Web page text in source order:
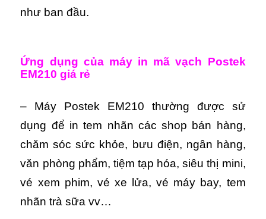
như ban đầu.
Ứng dụng của máy in mã vạch Postek
EM210 giá rẻ
– Máy Postek EM210 thường được sử
dụng để in tem nhãn các shop bán hàng,
chăm sóc sức khỏe, bưu điện, ngân hàng,
văn phòng phẩm, tiệm tạp hóa, siêu thị mini,
vé xem phim, vé xe lửa, vé máy bay, tem
nhãn trà sữa vv…